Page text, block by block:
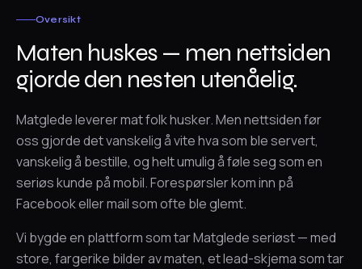
Oversikt
Maten huskes — men nettsiden
gjorde den nesten utenåelig.
Matglede leverer mat folk husker. Men nettsiden før
oss gjorde det vanskelig å vite hva som ble servert,
vanskelig å bestille, og helt umulig å føle seg som en
seriøs kunde på mobil. Forespørsler kom inn på
Facebook eller mail som ofte ble glemt.
Vi bygde en plattform som tar Matglede seriøst — med
store, fargerike bilder av maten, et lead-skjema som tar